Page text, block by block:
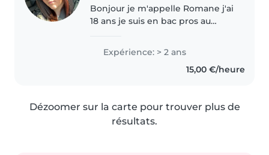
Bonjour je m'appelle Romane j'ai
18 ans je suis en bac pros au
m'occuper des enfants et leurs
apprendre des activités et de
Expérience: > 2 ans
15,00 €/heure
Dézoomer sur la carte pour trouver plus de
résultats.